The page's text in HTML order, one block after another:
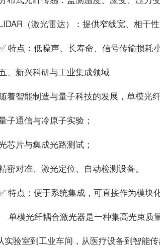
（激光雷达）：提供窄线宽、相干
特点：低噪声、长寿命、信号传输损耗小
、新兴科研与工业集成领域
着智能制造与量子科技的发展，单模光
子通信与冷原子实验；
芯片与集成光路测试；
密对准、激光定位、自动检测设备。
特点：便于系统集成，可直接作为模块
单模光纤耦合激光器是一种集高光束质
实验室到工业车间，从医疗设备到智能